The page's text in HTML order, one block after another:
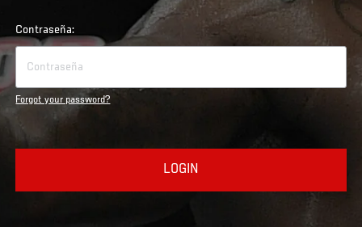
Contraseña:
Forgot your password?
LOGIN